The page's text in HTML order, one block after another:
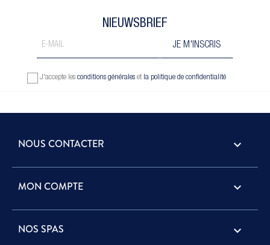
NIEUWSBRIEF
J'accepte les conditions générales et la politique de confidentialité
NOUS CONTACTER keyboard_arrow_down
MON COMPTE 
NOS SPAS 